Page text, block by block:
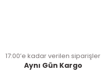
17:00’e kadar verilen siparişler
Aynı Gün Kargo